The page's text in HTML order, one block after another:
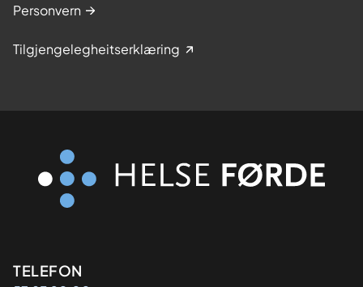
Personvern
Tilgjengelegheitserklæring
Kontaktinformasjon
TELEFON